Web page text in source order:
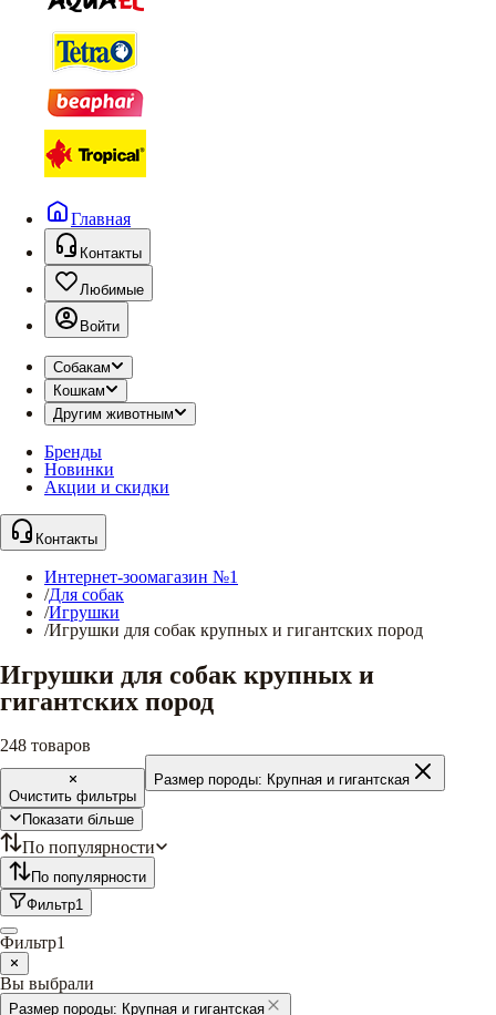
Главная
Контакты
Любимые
Войти
Собакам
Кошкам
Другим животным
Бренды
Новинки
Акции и скидки
Контакты
Интернет-зоомагазин №1
/Для собак
/Игрушки
/Игрушки для собак крупных и гигантских пород
Игрушки для собак крупных и
гигантских пород
248 товаров
Очистить фильтры
Размер породы: Крупная и гигантская
Показати більше
По популярности
По популярности
Фильтр1
Фильтр1
Вы выбрали
Размер породы: Крупная и гигантская